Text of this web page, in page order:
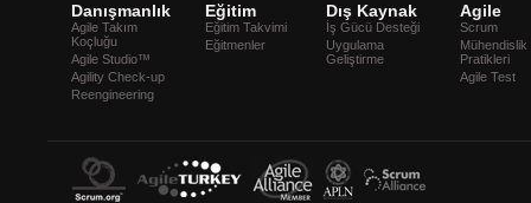
Danışmanlık
Agile Takım
Koçluğu
Agile Studio™
Agility Check-up
Reengineering
Eğitim
Eğitim Takvimi
Eğitmenler
Dış Kaynak
İş Gücü Desteği
Uygulama
Geliştirme
Agile
Scrum
Mühendislik
Pratikleri
Agile Test